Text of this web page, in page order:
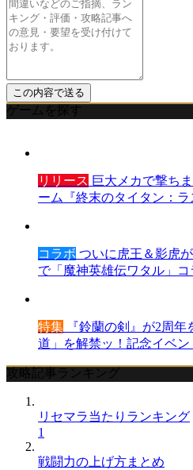
ゲームを探す
リリース 巨大メカで撃ち
ーム『終末のタイタン：
コラボ ついに虎王＆影虎
で「魔神英雄伝ワタル」コ
特集 『鈴蘭の剣』が2周
道」を解禁ッ！記念イベン
攻略記事ランキング
リセマラ当たりランキング
1
戦闘力の上げ方まとめ